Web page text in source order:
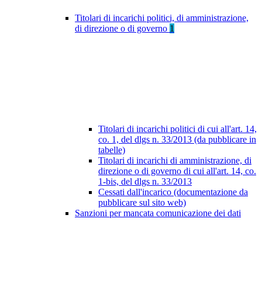
Titolari di incarichi politici, di amministrazione,
di direzione o di governo 1
Titolari di incarichi politici di cui all'art. 14,
co. 1, del dlgs n. 33/2013 (da pubblicare in
tabelle)
Titolari di incarichi di amministrazione, di
direzione o di governo di cui all'art. 14, co.
1-bis, del dlgs n. 33/2013
Cessati dall'incarico (documentazione da
pubblicare sul sito web)
Sanzioni per mancata comunicazione dei dati